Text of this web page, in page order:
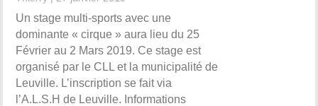
Un stage multi-sports avec une
dominante « cirque » aura lieu du 25
Février au 2 Mars 2019. Ce stage est
organisé par le CLL et la municipalité de
Leuville. L’inscription se fait via
l’A.L.S.H de Leuville. Informations